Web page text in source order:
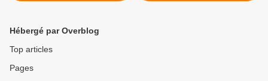
Hébergé par Overblog
Top articles
Pages